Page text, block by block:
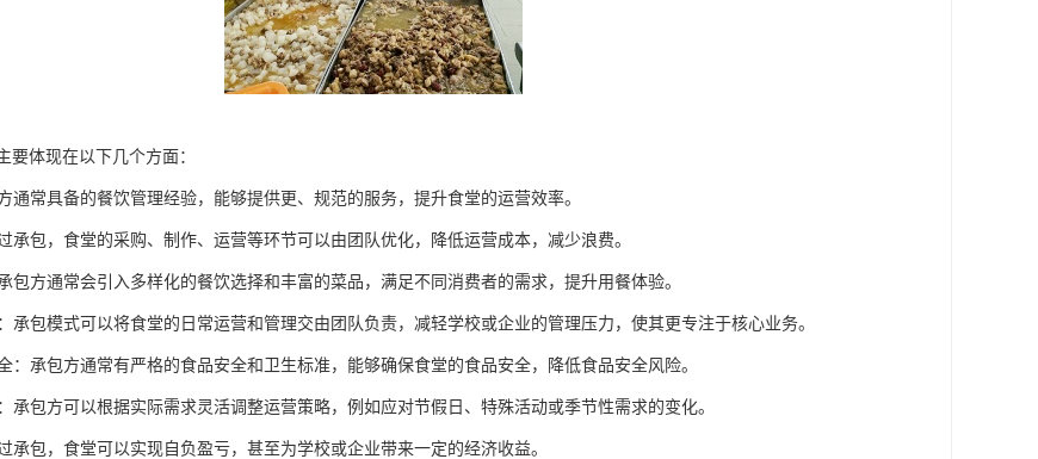
要体现在以下几个方面：
通常具备的餐饮管理经验，能够提供更、规范的服务，提升食堂的运营效率。
承包，食堂的采购、制作、运营等环节可以由团队优化，降低运营成本，减少浪费。
包方通常会引入多样化的餐饮选择和丰富的菜品，满足不同消费者的需求，提升用餐体验。
承包模式可以将食堂的日常运营和管理交由团队负责，减轻学校或企业的管理压力，使其更专注于核心业务。
：承包方通常有严格的食品安全和卫生标准，能够确保食堂的食品安全，降低食品安全风险。
承包方可以根据实际需求灵活调整运营策略，例如应对节假日、特殊活动或季节性需求的变化。
承包，食堂可以实现自负盈亏，甚至为学校或企业带来一定的经济收益。